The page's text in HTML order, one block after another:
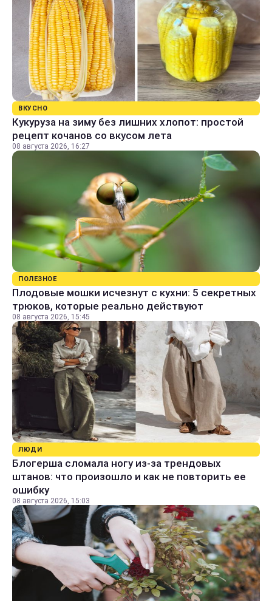
ВКУСНО
Кукуруза на зиму без лишних хлопот: простой
рецепт кочанов со вкусом лета
08 августа 2026, 16:27
ПОЛЕЗНОЕ
Плодовые мошки исчезнут с кухни: 5 секретных
трюков, которые реально действуют
08 августа 2026, 15:45
ЛЮДИ
Блогерша сломала ногу из-за трендовых
штанов: что произошло и как не повторить ее
ошибку
08 августа 2026, 15:03